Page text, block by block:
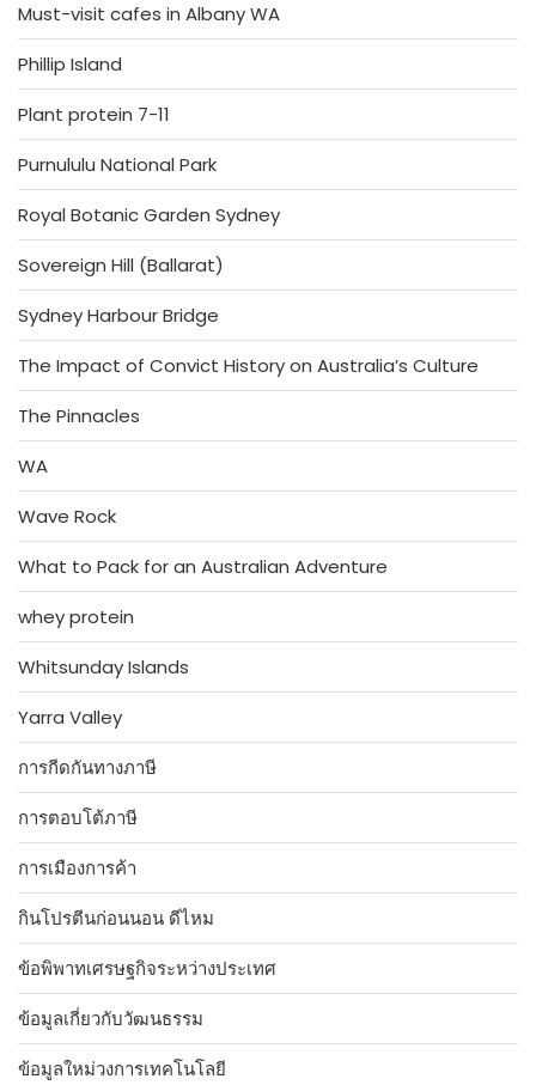
Must-visit cafes in Albany WA
Phillip Island
Plant protein 7-11
Purnululu National Park
Royal Botanic Garden Sydney
Sovereign Hill (Ballarat)
Sydney Harbour Bridge
The Impact of Convict History on Australia’s Culture
The Pinnacles
WA
Wave Rock
What to Pack for an Australian Adventure
whey protein
Whitsunday Islands
Yarra Valley
การกีดกันทางภาษี
การตอบโต้ภาษี
การเมืองการค้า
กินโปรตีนก่อนนอน ดีไหม
ข้อพิพาทเศรษฐกิจระหว่างประเทศ
ข้อมูลเกี่ยวกับวัฒนธรรม
ข้อมูลใหม่วงการเทคโนโลยี